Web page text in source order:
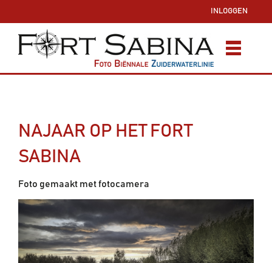
INLOGGEN
NAJAAR OP HET FORT
SABINA
Foto gemaakt met fotocamera